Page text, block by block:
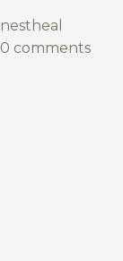
nestheal
0 comments